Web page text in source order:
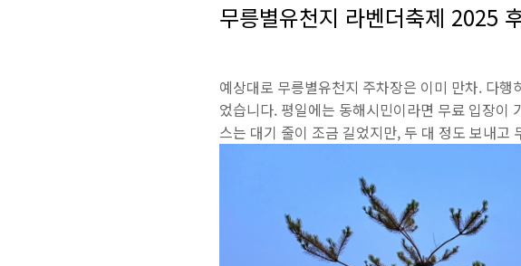
무릉별유천지 라벤더축제 2025
예상대로 무릉별유천지 주차장은 이미 만차. 다
었습니다. 평일에는 동해시민이라면 무료 입장이
스는 대기 줄이 조금 길었지만, 두 대 정도 보내고